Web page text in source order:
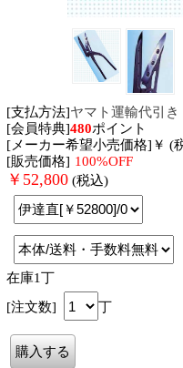
[支払方法]ヤマト運輸代引き
[会員特典]480ポイント
[メーカー希望小売価格]￥ (
[販売価格] 100%OFF
￥ 52,800 (税込)
在庫1丁
[注文数]
丁